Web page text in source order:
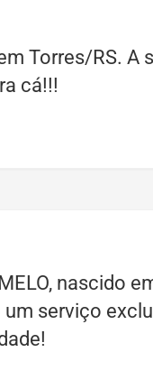
Torres/RS. A
cá!!!
nascido
serviço